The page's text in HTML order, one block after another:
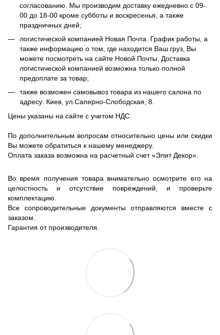
согласованию. Мы производим доставку ежедневно с 09-
00 до 18-00 кроме субботы и воскресенья, а также
праздничных дней;
логистической компанией Новая Почта. График работы, а
также информацию о том, где находится Ваш груз, Вы
можете посмотреть на сайте Новой Почты. Доставка
логистической компанией возможна только полной
предоплате за товар;
также возможен самовывоз товара из нашего салона по
адресу: Киев, ул.Саперно-Слободская, 8.
Цены указаны на сайте с учетом НДС.
По дополнительным вопросам относительно цены или скидки
Вы можете обратиться к нашему менеджеру.
Оплата заказа возможна на расчетный счет «Элит Декор».
Во время получения товара внимательно осмотрите его на
целостность и отсутствие повреждений, и проверьте
комплектацию.
Все сопроводительные документы отправляются вместе с
заказом.
Гарантия от производителя.